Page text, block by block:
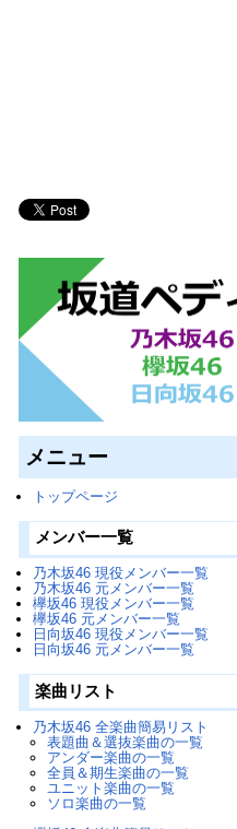
メニュー
トップページ
メンバー一覧
乃木坂46 現役メンバー一覧
乃木坂46 元メンバー一覧
欅坂46 現役メンバー一覧
欅坂46 元メンバー一覧
日向坂46 現役メンバー一覧
日向坂46 元メンバー一覧
楽曲リスト
乃木坂46 全楽曲簡易リスト
表題曲＆選抜楽曲の一覧
アンダー楽曲の一覧
全員＆期生楽曲の一覧
ユニット楽曲の一覧
ソロ楽曲の一覧